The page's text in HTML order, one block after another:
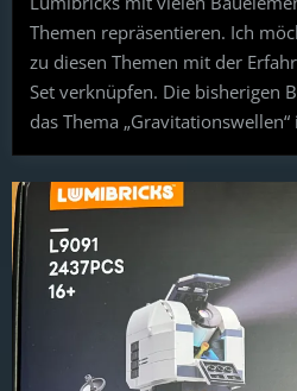
Themen repräsentieren. Ich
zu diesen Themen mit der
Set verknüpfen. Die bisherigen
das Thema